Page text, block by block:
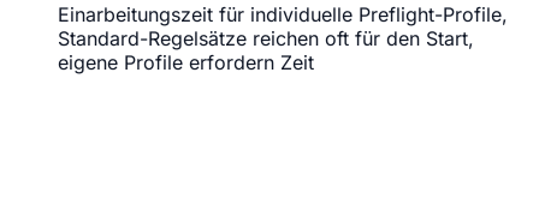
Einarbeitungszeit für individuelle Preflight-Profile,
Standard-Regelsätze reichen oft für den Start,
eigene Profile erfordern Zeit